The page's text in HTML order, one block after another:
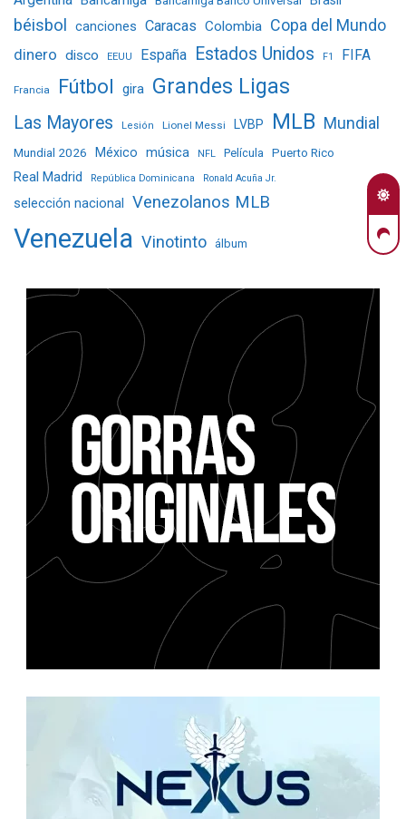
béisbol canciones Caracas Colombia Copa del Mundo
dinero disco EEUU España Estados Unidos F1 FIFA
Francia Fútbol gira Grandes Ligas
Las Mayores Lesión Lionel Messi LVBP MLB Mundial
Mundial 2026 México música NFL Película Puerto Rico
Real Madrid República Dominicana Ronald Acuña Jr.
selección nacional Venezolanos MLB
Venezuela Vinotinto álbum